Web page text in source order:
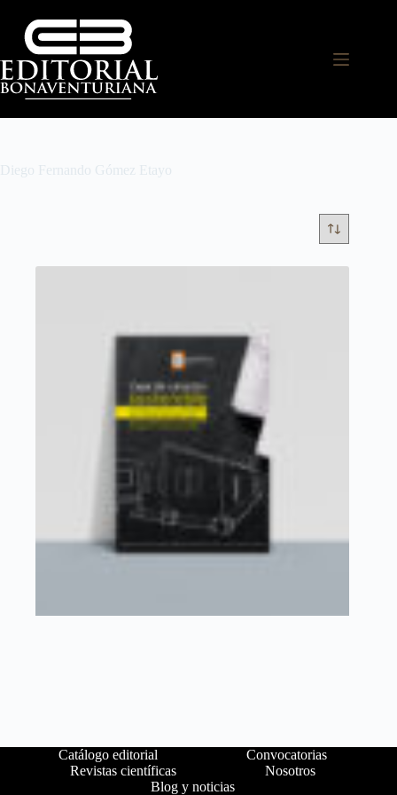
Diego Fernando Gómez Etayo
Catálogo editorial
Convocatorias
Revistas científicas
Nosotros
Blog y noticias